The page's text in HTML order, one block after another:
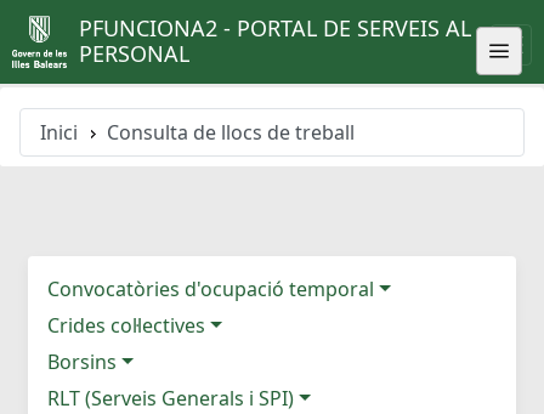
PFUNCIONA2 - PORTAL DE SERVEIS AL
PERSONAL
Inici Consulta de llocs de treball
Convocatòries d'ocupació temporal
Crides col·lectives
Borsins
RLT (Serveis Generals i SPI)